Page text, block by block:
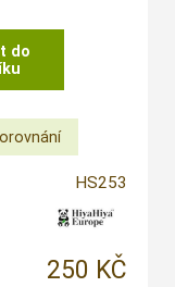
HS253
250 KČ